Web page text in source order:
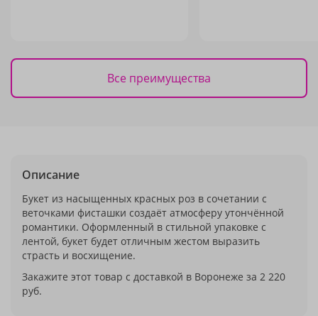
Все преимущества
Описание
Букет из насыщенных красных роз в сочетании с
веточками фисташки создаёт атмосферу утончённой
романтики. Оформленный в стильной упаковке с
лентой, букет будет отличным жестом выразить
страсть и восхищение.
Закажите этот товар с доставкой в Воронеже за 2 220
руб.